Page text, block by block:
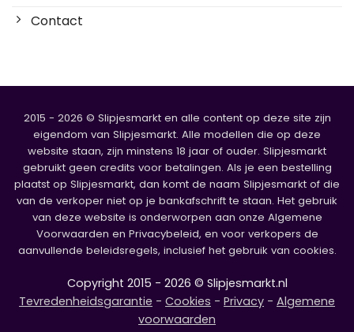
Contact
2015 - 2026 © Slipjesmarkt en alle content op deze site zijn
eigendom van Slipjesmarkt. Alle modellen die op deze
website staan, zijn minstens 18 jaar of ouder. Slipjesmarkt
gebruikt geen credits voor betalingen. Als je een bestelling
plaatst op Slipjesmarkt, dan komt de naam Slipjesmarkt of die
van de verkoper niet op je bankafschrift te staan. Het gebruik
van deze website is onderworpen aan onze Algemene
Voorwaarden en Privacybeleid, en voor verkopers de
aanvullende beleidsregels, inclusief het gebruik van cookies.
Copyright 2015 - 2026 © Slipjesmarkt.nl
Tevredenheidsgarantie - Cookies - Privacy - Algemene
voorwaarden